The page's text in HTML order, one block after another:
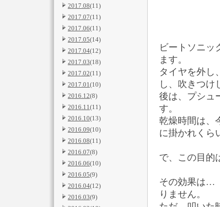
2017.08(11)
2017.07(11)
2017.06(11)
2017.05(14)
2017.04(12)
2017.03(18)
2017.02(11)
2017.01(10)
2016.12(8)
2016.11(11)
2016.10(13)
2016.09(10)
2016.08(11)
2016.07(8)
2016.06(10)
2016.05(9)
2016.04(12)
2016.03(9)
ビートソニッ
ます。
タイヤを外し
し、吹きつけ
後は、プシュ
す。
乾燥時間は、
に掛かれくら
で、この目的
その効果は
りません。